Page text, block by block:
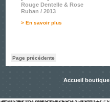
Rouge Dentelle & Rose
Ruban / 2013
> En savoir plus
Page précédente
Accueil boutique